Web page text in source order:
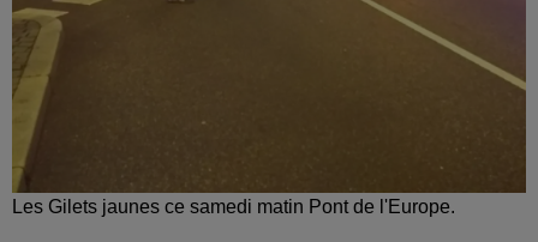
Les Gilets jaunes ce samedi matin Pont de l'Europe.